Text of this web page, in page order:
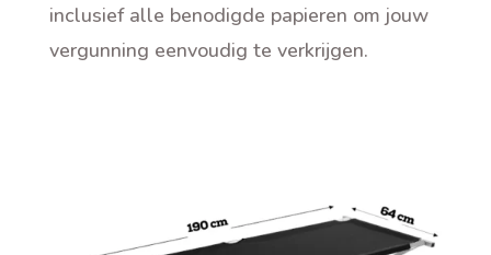
inclusief alle benodigde papieren om jouw
vergunning eenvoudig te verkrijgen.